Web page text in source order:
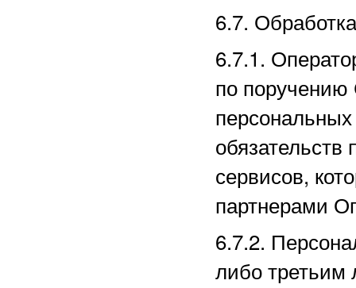
6.7.
6.7.1.
по поручению
обязательств
сервисов,
партнерами
6.7.2.
либо третьим